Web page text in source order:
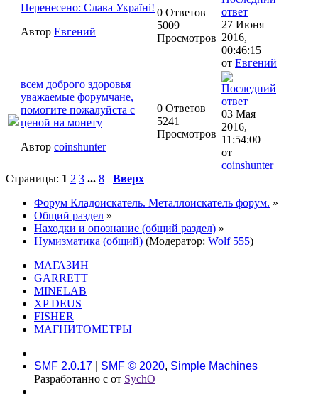
Перенесено: Слава Україні!
Автор Евгений
0 Ответов
5009
Просмотров
27 Июня
2016,
00:46:15
от Евгений
всем доброго здоровья
уважаемые форумчане,
помогите пожалуйста с
ценой на монету
Автор coinshunter
0 Ответов
5241
Просмотров
03 Мая
2016,
11:54:00
от
coinshunter
Страницы: 1 2 3 ... 8
Вверх
Форум Кладоискатель. Металлоискатель форум. »
Общий раздел »
Находки и опознание (общий раздел) »
Нумизматика (общий) (Модератор: Wolf 555)
МАГАЗИН
GARRETT
MINELAB
XP DEUS
FISHER
МАГНИТОМЕТРЫ
SMF 2.0.17 SMF © 2020, Simple Machines
Разработанно с от SychO